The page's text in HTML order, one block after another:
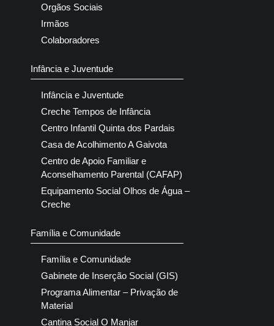
Orgãos Sociais
Irmãos
Colaboradores
Infância e Juventude
Infância e Juventude
Creche Tempos de Infância
Centro Infantil Quinta dos Pardais
Casa de Acolhimento A Gaivota
Centro de Apoio Familiar e
Aconselhamento Parental (CAFAP)
Equipamento Social Olhos de Água –
Creche
Família e Comunidade
Família e Comunidade
Gabinete de Inserção Social (GIS)
Programa Alimentar – Privação de
Material
Cantina Social O Manjar